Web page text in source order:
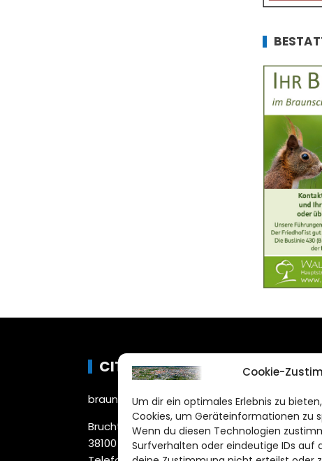
Cookie-
Um dir ein optimales Erlebnis zu
Cookies, um Geräteinformationen zu
Wenn du diesen Technologien
Surfverhalten oder eindeutige IDs auf
CITYLIFE!
braunschweig@citylifemedien.de
Bruchtorwall 12
38100 Braunschweig